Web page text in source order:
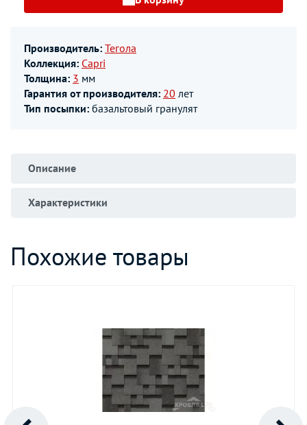
Производитель: Тегола
Коллекция: Capri
Толщина: 3 мм
Гарантия от производителя: 20 лет
Тип посыпки: базальтовый гранулят
Описание
Характеристики
Похожие товары